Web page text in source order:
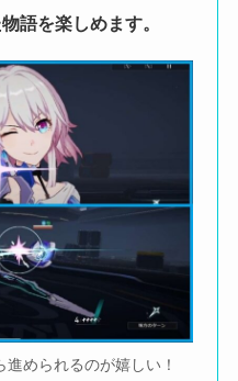
語を楽しめます。
められるのが嬉しい！